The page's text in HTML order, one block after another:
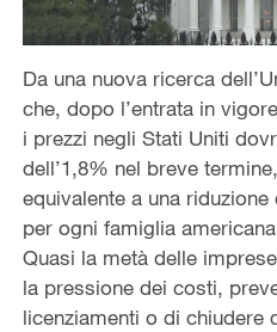
Da una nuova ricerca
che, dopo l’entrata in
i prezzi negli Stati Uniti
dell’1,8% nel breve
equivalente a una
per ogni famiglia
Quasi la metà delle
la pressione dei costi,
licenziamenti o di chiudere